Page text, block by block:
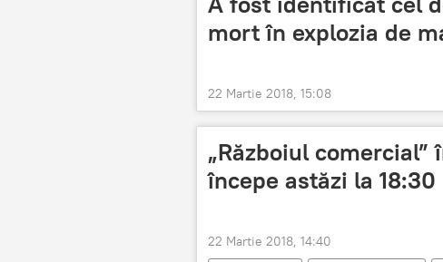
mort în explozia de
22 Martie 2018, 15:08
„Războiul comercial”
începe astăzi la 18:30
22 Martie 2018, 14:40